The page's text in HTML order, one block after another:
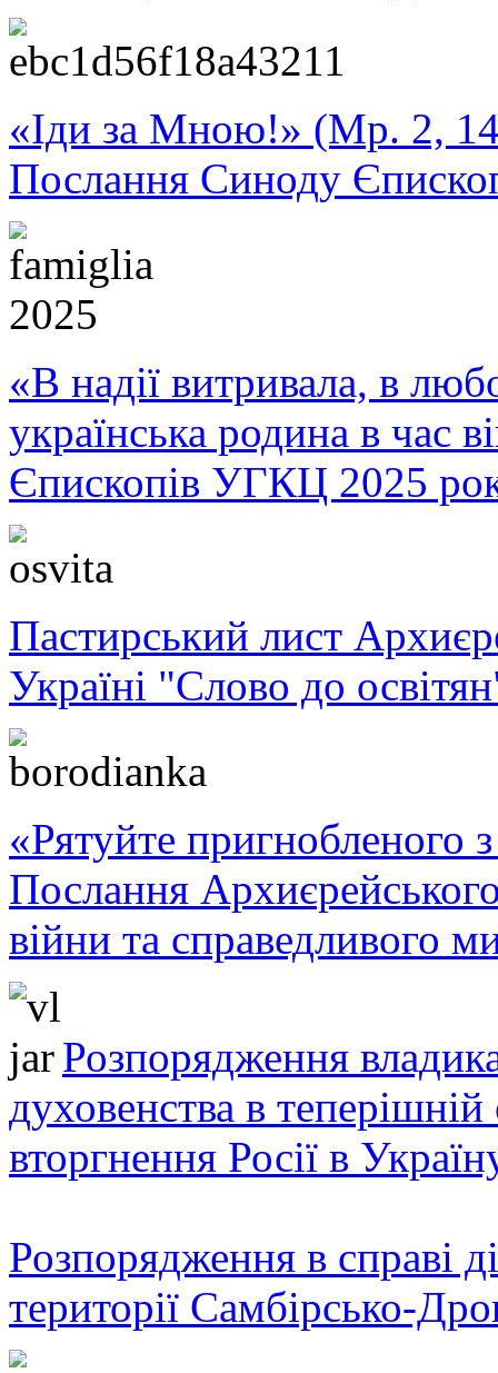
«Іди за Мною!» (Мр. 2,
Послання Синоду
«В надії витривала, в
українська родина в час
Єпископів УГКЦ 2025
Пастирський лист
Україні "Слово до
«Рятуйте пригнобленого
Послання
війни та справедливого
Розпорядження
духовенства в теперішній
вторгнення Росії в
Розпорядження в справі
території Самбірсько-